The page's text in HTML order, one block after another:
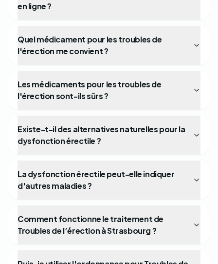
en ligne ?
Quel médicament pour les troubles de
l'érection me convient ?
Les médicaments pour les troubles de
l'érection sont-ils sûrs ?
Existe-t-il des alternatives naturelles pour la
dysfonction érectile ?
La dysfonction érectile peut-elle indiquer
d'autres maladies ?
Comment fonctionne le traitement de
Troubles de l’érection à Strasbourg ?